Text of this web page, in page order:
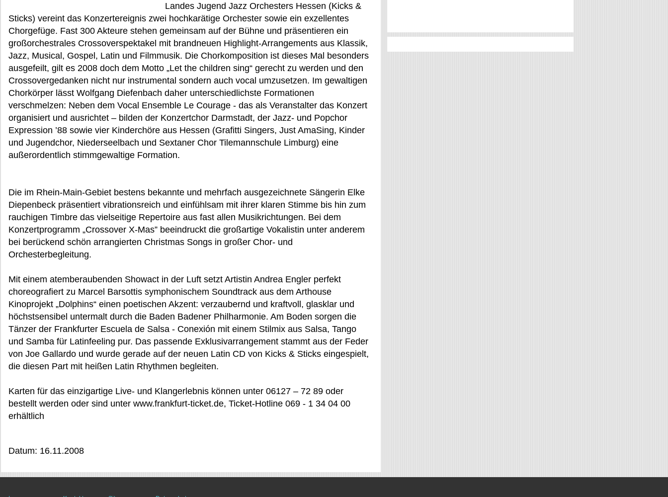
Landes Jugend Jazz Orchesters Hessen (Kicks &
Sticks) vereint das Konzertereignis zwei hochkarätige Orchester sowie ein exzellentes
Chorgefüge. Fast 300 Akteure stehen gemeinsam auf der Bühne und präsentieren ein
großorchestrales Crossoverspektakel mit brandneuen Highlight-Arrangements aus Klassik,
Jazz, Musical, Gospel, Latin und Filmmusik. Die Chorkomposition ist dieses Mal besonders
ausgefeilt, gilt es 2008 doch dem Motto „Let the children sing“ gerecht zu werden und den
Crossovergedanken nicht nur instrumental sondern auch vocal umzusetzen. Im gewaltigen
Chorkörper lässt Wolfgang Diefenbach daher unterschiedlichste Formationen
verschmelzen: Neben dem Vocal Ensemble Le Courage - das als Veranstalter das Konzert
organisiert und ausrichtet – bilden der Konzertchor Darmstadt, der Jazz- und Popchor
Expression ’88 sowie vier Kinderchöre aus Hessen (Grafitti Singers, Just AmaSing, Kinder
und Jugendchor, Niederseelbach und Sextaner Chor Tilemannschule Limburg) eine
außerordentlich stimmgewaltige Formation.
Die im Rhein-Main-Gebiet bestens bekannte und mehrfach ausgezeichnete Sängerin Elke
Diepenbeck präsentiert vibrationsreich und einfühlsam mit ihrer klaren Stimme bis hin zum
rauchigen Timbre das vielseitige Repertoire aus fast allen Musikrichtungen. Bei dem
Konzertprogramm „Crossover X-Mas” beeindruckt die großartige Vokalistin unter anderem
bei berückend schön arrangierten Christmas Songs in großer Chor- und
Orchesterbegleitung.
Mit einem atemberaubenden Showact in der Luft setzt Artistin Andrea Engler perfekt
choreografiert zu Marcel Barsottis symphonischem Soundtrack aus dem Arthouse
Kinoprojekt „Dolphins“ einen poetischen Akzent: verzaubernd und kraftvoll, glasklar und
höchstsensibel untermalt durch die Baden Badener Philharmonie. Am Boden sorgen die
Tänzer der Frankfurter Escuela de Salsa - Conexión mit einem Stilmix aus Salsa, Tango
und Samba für Latinfeeling pur. Das passende Exklusivarrangement stammt aus der Feder
von Joe Gallardo und wurde gerade auf der neuen Latin CD von Kicks & Sticks eingespielt,
die diesen Part mit heißen Latin Rhythmen begleiten.
Karten für das einzigartige Live- und Klangerlebnis können unter 06127 – 72 89 oder
bestellt werden oder sind unter www.frankfurt-ticket.de, Ticket-Hotline 069 - 1 34 04 00
erhältlich
Datum: 16.11.2008